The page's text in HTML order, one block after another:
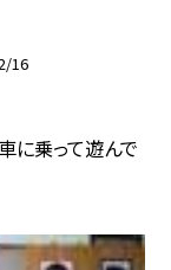
16
に乗って遊んで